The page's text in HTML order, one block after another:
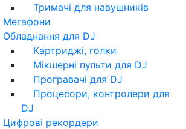
Тримачі для навушників
Мегафони
Обладнання для DJ
Картриджі, голки
Мікшерні пульти для DJ
Програвачі для DJ
Процесори, контролери для
DJ
Цифрові рекордери